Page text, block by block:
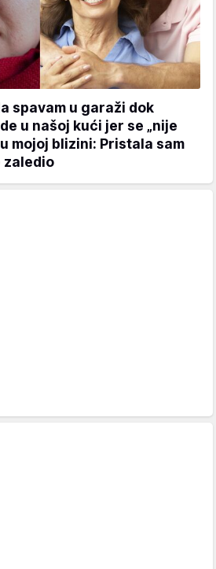
spavam u garaži dok
u našoj kući jer se „nije
mojoj blizini: Pristala sam
zaledio